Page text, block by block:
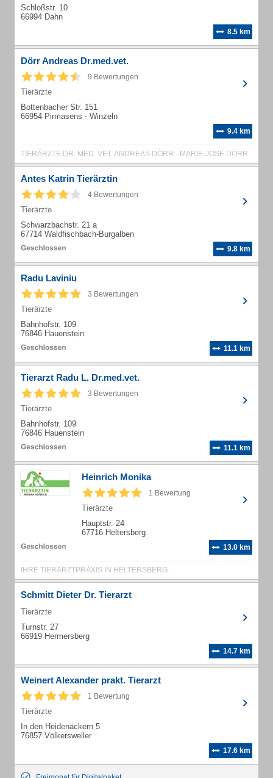
Schloßstr. 10
66994 Dahn
8.5 km
Dörr Andreas Dr.med.vet.
9 Bewertungen
Tierärzte
Bottenbacher Str. 151
66954 Pirmasens - Winzeln
9.4 km
TIERÄRZTE DR. MED. VET. ANDREAS DÖRR - MARIE-JOSÉ DÖRR
Antes Katrin Tierärztin
4 Bewertungen
Tierärzte
Schwarzbachstr. 21 a
67714 Waldfischbach-Burgalben
9.8 km
Radu Laviniu
3 Bewertungen
Tierärzte
Bahnhofstr. 109
76846 Hauenstein
11.1 km
Tierarzt Radu L. Dr.med.vet.
3 Bewertungen
Tierärzte
Bahnhofstr. 109
76846 Hauenstein
11.1 km
Heinrich Monika
1 Bewertung
Tierärzte
Hauptstr. 24
67716 Heltersberg
13.0 km
IHRE TIERARZTPRAXIS IN HELTERSBERG.
Schmitt Dieter Dr. Tierarzt
Tierärzte
Turnstr. 27
66919 Hermersberg
14.7 km
Weinert Alexander prakt. Tierarzt
1 Bewertung
Tierärzte
In den Heidenäckern 5
76857 Völkersweiler
17.6 km